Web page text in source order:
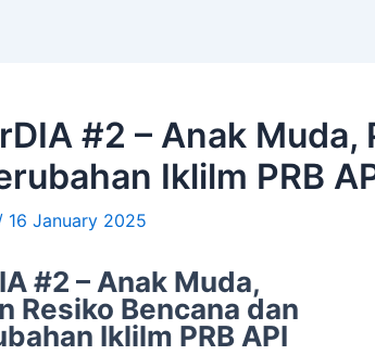
#2 – Anak
Iklilm PRB
16 January 2025
#2 – Anak Muda,
Resiko Bencana dan
Iklilm PRB API